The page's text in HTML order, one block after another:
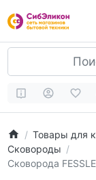
Товары для
Сковороды
Сковорода